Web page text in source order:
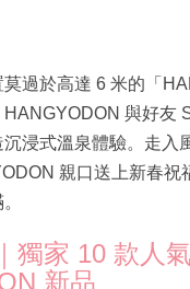
過於高達 6 米的「
與好友
浸式溫泉體驗。走入
親口送上新春祝
獨家 10 款人氣
新品